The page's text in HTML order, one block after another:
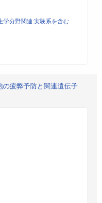
学分野関連:実験系を含む
の疲弊予防と関連遺伝子